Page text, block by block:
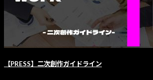
【PRESS】二次創作ガイドライン